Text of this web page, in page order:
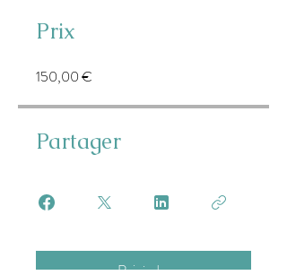
Prix
150,00 €
Partager
Rejoindre